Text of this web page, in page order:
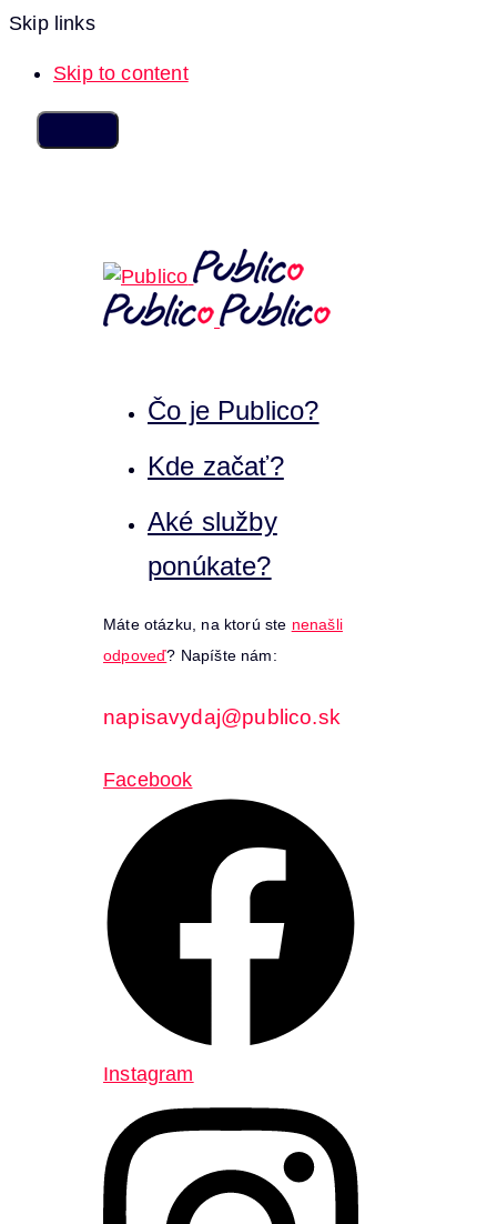
Skip links
Skip to content
Čo je Publico?
Kde začať?
Aké služby
ponúkate?
Máte otázku, na ktorú ste nenašli
odpoveď? Napíšte nám:
napisavydaj@publico.sk
Facebook
Instagram